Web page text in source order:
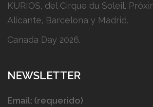
KURIOS, del Cirque du Soleil.
Alicante, Barcelona y Madrid.
Canada Day 2026.
NEWSLETTER
Email: (requerido)